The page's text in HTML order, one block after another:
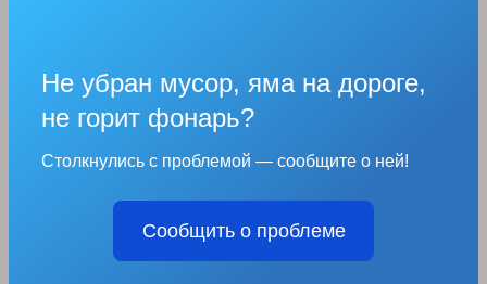
Не убран мусор, яма на дороге,
не горит фонарь?
Столкнулись с проблемой — сообщите о ней!
Сообщить о проблеме